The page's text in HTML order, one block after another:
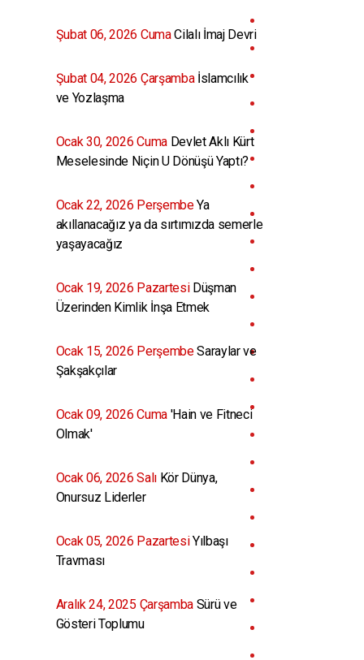
Şubat 06, 2026 CumaCilalı İmaj Devri
Şubat 04, 2026 Çarşambaİslamcılık
ve Yozlaşma
Ocak 30, 2026 CumaDevlet Aklı Kürt
Meselesinde Niçin U Dönüşü Yaptı?
Ocak 22, 2026 PerşembeYa
akıllanacağız ya da sırtımızda semerle
yaşayacağız
Ocak 19, 2026 PazartesiDüşman
Üzerinden Kimlik İnşa Etmek
Ocak 15, 2026 PerşembeSaraylar ve
Şakşakçılar
Ocak 09, 2026 Cuma'Hain ve Fitneci
Olmak'
Ocak 06, 2026 SalıKör Dünya,
Onursuz Liderler
Ocak 05, 2026 PazartesiYılbaşı
Travması
Aralık 24, 2025 ÇarşambaSürü ve
Gösteri Toplumu